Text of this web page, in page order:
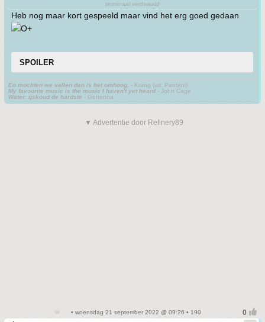
terminaal verdwaald
Heb nog maar kort gespeeld maar vind het erg goed gedaan
SPOILER
En mochten we vallen dan is het omhoog.
- Krang (uit: Pantani)
My favourite music is the music I haven't yet heard - John Cage
Water: ijskoud de hardste - Gehenna
▼ Advertentie door Refinery89
• woensdag 21 september 2022 @ 09:26 • 190